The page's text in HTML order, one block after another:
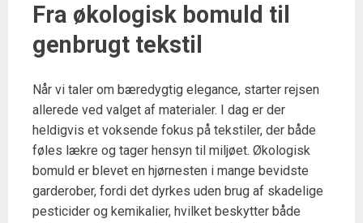
Fra økologisk bomuld til
genbrugt tekstil
Når vi taler om bæredygtig elegance, starter rejsen
allerede ved valget af materialer. I dag er der
heldigvis et voksende fokus på tekstiler, der både
føles lækre og tager hensyn til miljøet. Økologisk
bomuld er blevet en hjørnesten i mange bevidste
garderober, fordi det dyrkes uden brug af skadelige
pesticider og kemikalier, hvilket beskytter både